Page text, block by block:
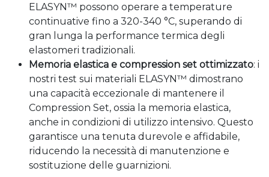
ELASYN™ possono operare a temperature
continuative fino a 320-340 °C, superando di
gran lunga la performance termica degli
elastomeri tradizionali.
Memoria elastica e compression set ottimizzato: i
nostri test sui materiali ELASYN™ dimostrano
una capacità eccezionale di mantenere il
Compression Set, ossia la memoria elastica,
anche in condizioni di utilizzo intensivo. Questo
garantisce una tenuta durevole e affidabile,
riducendo la necessità di manutenzione e
sostituzione delle guarnizioni.